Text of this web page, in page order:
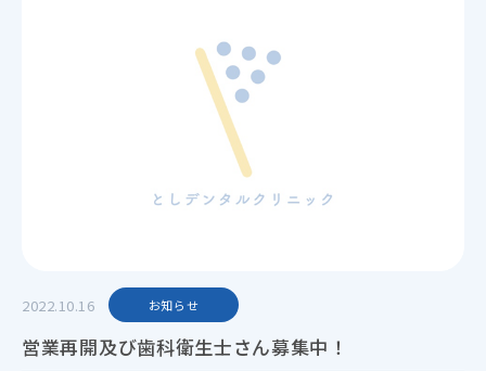
2022.10.16 お知らせ
営業再開及び歯科衛生士さん募集中！